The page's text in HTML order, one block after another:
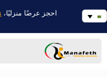
احجز عرضًا منزليًا،